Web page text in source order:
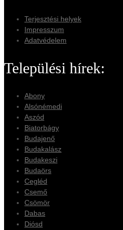
Terjesztési helyek
Impresszum
Adatvédelem
Települési hírek:
Abony
Alsónémedi
Aszód
Biatorbágy
Budajenő
Budakalász
Budakeszi
Budaörs
Cegléd
Csemő
Csömör
Dabas
Diósd